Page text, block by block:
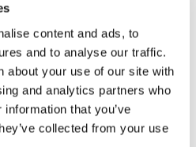
content and ads, to
and to analyse our traffic.
about your use of our site with
and analytics partners who
that you’ve
collected from your use
siirto